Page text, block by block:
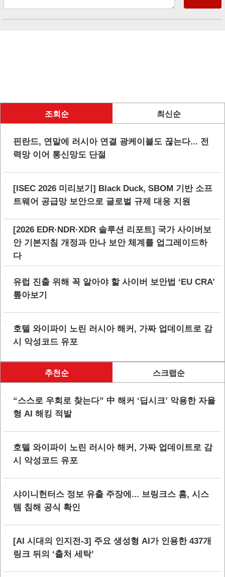
조회순 최신순
핀란드, 연말에 러시아 연결 광케이블도 끊는다... 전
력망 이어 통신망도 단절
[ISEC 2026 미리보기] Black Duck, SBOM 기반 소프
트웨어 공급망 보안으로 글로벌 규제 대응 지원
[2026 EDR·NDR·XDR 솔루션 리포트] 국가 사이버보
안 기본지침 개정과 만나 보안 체계를 업그레이드하
다
유럽 진출 위해 꼭 알아야 할 사이버 보안법 ‘EU CRA’
톺아보기
호텔 와이파이 노린 러시아 해커, 가짜 업데이트로 감
시 악성코드 유포
추천순 스크랩순
“스스로 우회로 찾는다” 中 해커 ‘딥시크’ 악용한 자율
형 AI 해킹 적발
호텔 와이파이 노린 러시아 해커, 가짜 업데이트로 감
시 악성코드 유포
샤이니헌터스 정보 유출 주장에... 브링크스 홈, 시스
템 침해 공식 확인
[AI 시대의 인지전-3] 주요 생성형 AI가 인용한 437개
링크 뒤의 ‘출처 세탁’